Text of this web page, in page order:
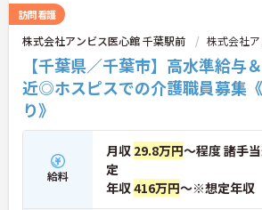
連携の体制がしっかりと整っています。働き
では、夜勤明けの翌日が原則として公休となる
か、月平均の残業時間も5時間から7時間程度
り少なめです。常勤スタッフの比率が90パー
を超えているため急な勤務変更が発生しにく
らかじめ決められた訪問予定表に沿って規則
働けます。入職後は現場スタッフによるお一人
とりに合わせた個別のOJT研修が実施されます
専門性を着実に深めていける環境が用意され
す。
★おすすめPOINT★
訪問看護
株式会社アンビス医心館 千葉駅前 株式会社
【千葉県／千葉市】高水準給
近◎ホスピスでの介護職員募集
り》
給料
月収 29.8万円～程度 諸手
定
年収416万円～※想定年収